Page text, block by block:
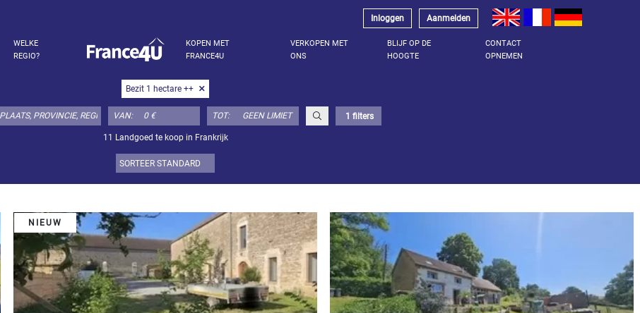
Inloggen Aanmelden
WELKE
REGIO?
KOPEN MET
FRANCE4U
VERKOPEN MET
ONS
BLIJF OP DE
HOOGTE
CONTACT
OPNEMEN
Bezit 1 hectare ++
VAN: TOT: 1 filters
11 Landgoed te koop in Frankrijk
NIEUW